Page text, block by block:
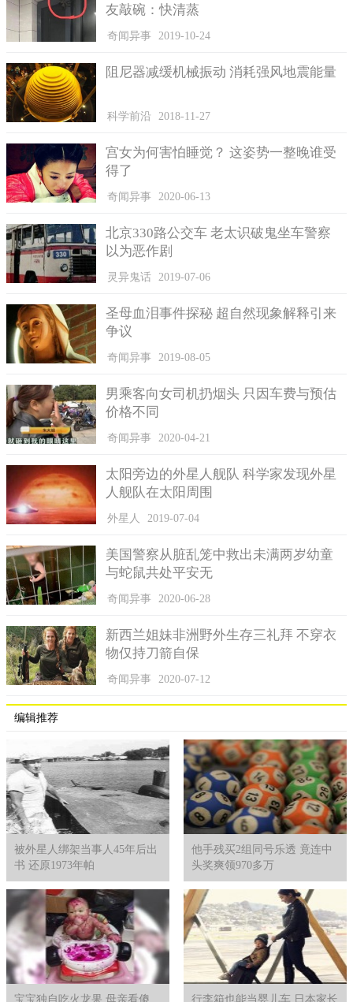
友敲碗：快清蒸
奇闻异事 2019-10-24
阻尼器减缓机械振动 消耗强风地震能量
科学前沿 2018-11-27
宫女为何害怕睡觉？ 这姿势一整晚谁受
得了
奇闻异事 2020-06-13
北京330路公交车 老太识破鬼坐车警察
以为恶作剧
灵异鬼话 2019-07-06
圣母血泪事件探秘 超自然现象解释引来
争议
奇闻异事 2019-08-05
男乘客向女司机扔烟头 只因车费与预估
价格不同
奇闻异事 2020-04-21
太阳旁边的外星人舰队 科学家发现外星
人舰队在太阳周围
外星人 2019-07-04
美国警察从脏乱笼中救出未满两岁幼童
与蛇鼠共处平安无
奇闻异事 2020-06-28
新西兰姐妹非洲野外生存三礼拜 不穿衣
物仅持刀箭自保
奇闻异事 2020-07-12
编辑推荐
被外星人绑架当事人45年后出
书 还原1973年帕
他手残买2组同号乐透 竟连中
头奖爽领970多万
宝宝独自吃火龙果 母亲看傻 行李箱也能当婴儿车 日本家长